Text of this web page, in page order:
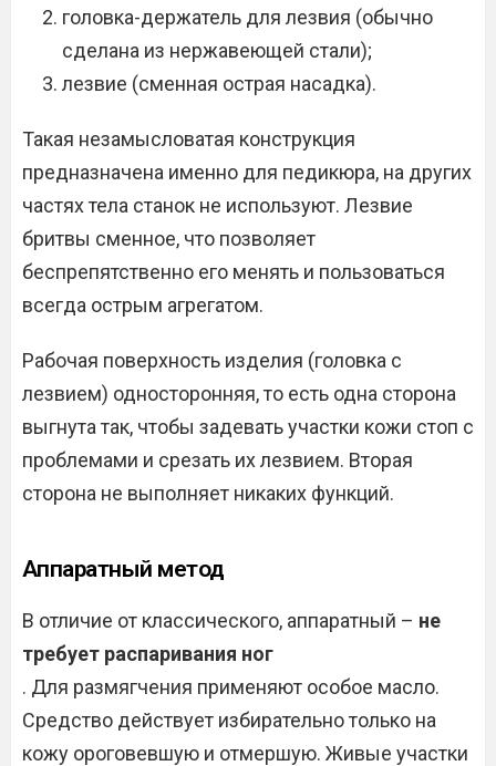
головка-держатель для лезвия (обычно
сделана из нержавеющей стали);
лезвие (сменная острая насадка).
Такая незамысловатая конструкция
предназначена именно для педикюра, на других
частях тела станок не используют. Лезвие
бритвы сменное, что позволяет
беспрепятственно его менять и пользоваться
всегда острым агрегатом.
Рабочая поверхность изделия (головка с
лезвием) односторонняя, то есть одна сторона
выгнута так, чтобы задевать участки кожи стоп с
проблемами и срезать их лезвием. Вторая
сторона не выполняет никаких функций.
Аппаратный метод
В отличие от классического, аппаратный – не
требует распаривания ног
. Для размягчения применяют особое масло.
Средство действует избирательно только на
кожу ороговевшую и отмершую. Живые участки